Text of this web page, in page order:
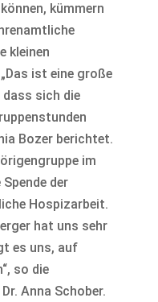
kümmern
kleinen
ist eine große
sich die
Bozer berichtet.
im
der
Hospizarbeit.
hat uns sehr
es uns, auf
so die
Anna Schober.